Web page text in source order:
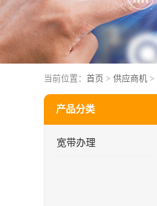
当前位置： 首页 > 供应商机 >
产品分类
宽带办理